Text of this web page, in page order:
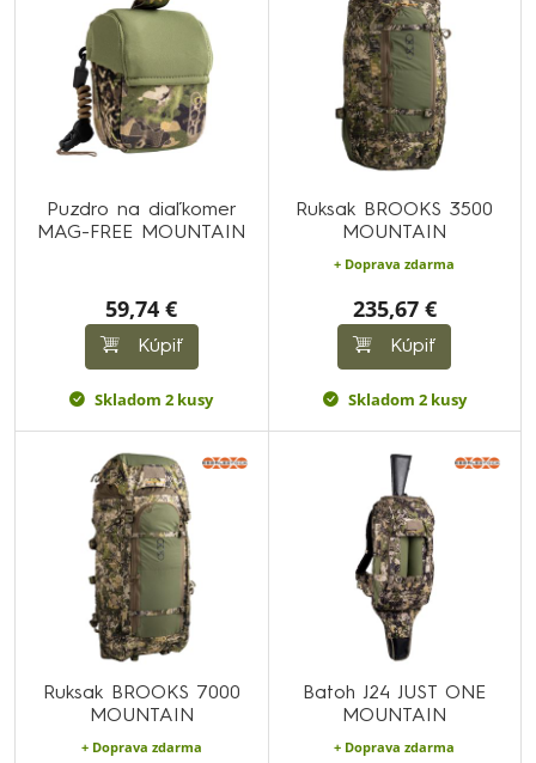
Puzdro na diaľkomer
MAG-FREE MOUNTAIN
59,74 €
Kúpiť
Skladom 2 kusy
Ruksak BROOKS 3500
MOUNTAIN
+ Doprava zdarma
235,67 €
Kúpiť
Skladom 2 kusy
Ruksak BROOKS 7000
MOUNTAIN
+ Doprava zdarma
Batoh J24 JUST ONE
MOUNTAIN
+ Doprava zdarma